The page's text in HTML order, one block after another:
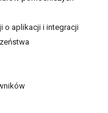
o aplikacji i integracji